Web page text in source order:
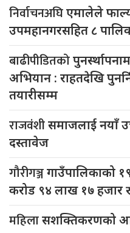
निर्वाचनअघिएमालेले
उपमहानगरसहित ८
बाढीपीडितको
अभियान : राहतदेखि
तयारीसम्म
राजवंशीसमाजलाई नयाँ
दस्तावेज
गौरीगञ्जगाउँपालिकाको
करोड ९४ लाख १७ हजार
महिलासशक्तिकरणको